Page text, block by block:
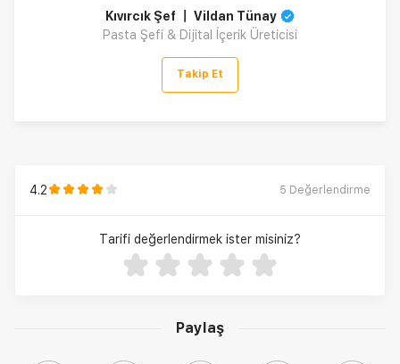
Paylaş
Kıvırcık Şef 〡 Vildan Tünay
Pasta Şefi & Dijital İçerik Üreticisi
Takip Et
4.2 5 Değerlendirme
Tarifi değerlendirmek ister misiniz?